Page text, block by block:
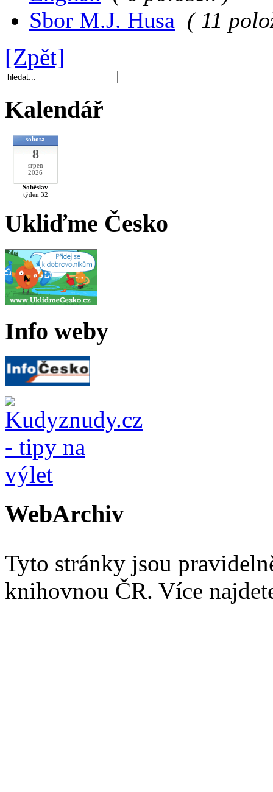
Sbor M.J. Husa ( 11
[Zpět]
Kalendář
sobota
8
srpen
2026
Soběslav
týden 32
Ukliďme Česko
Info weby
WebArchiv
Tyto stránky jsou
knihovnou ČR. Více